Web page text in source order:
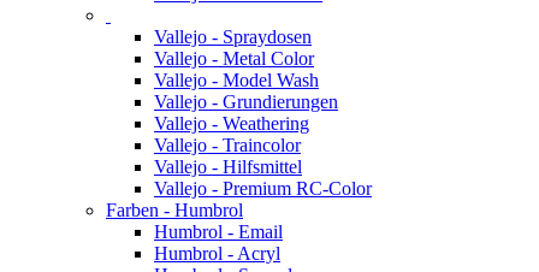
Vallejo - Spraydosen
Vallejo - Metal Color
Vallejo - Model Wash
Vallejo - Grundierungen
Vallejo - Weathering
Vallejo - Traincolor
Vallejo - Hilfsmittel
Vallejo - Premium RC-Color
Farben - Humbrol
Humbrol - Email
Humbrol - Acryl